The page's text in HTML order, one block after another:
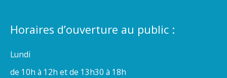
Horaires d’ouverture au public :
Lundi
de 10h à 12h et de 13h30 à 18h